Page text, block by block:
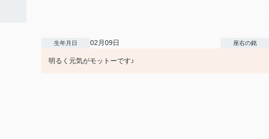
生年月日 02月09日 座右の銘
明るく元気がモットーです♪